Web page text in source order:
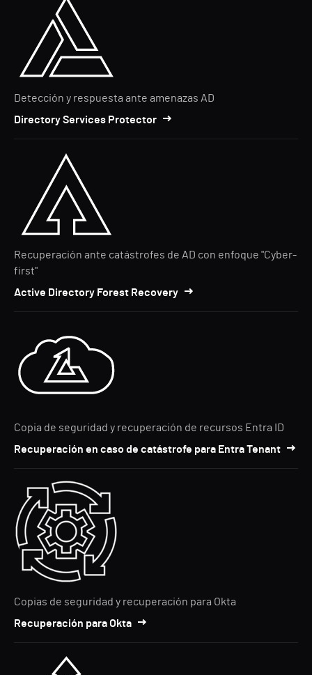
Detección y respuesta ante amenazas AD
Directory Services Protector
Recuperación ante catástrofes de AD con enfoque "Cyber-
first"
Active Directory Forest Recovery
Copia de seguridad y recuperación de recursos Entra ID
Recuperación en caso de catástrofe para Entra Tenant
Copias de seguridad y recuperación para Okta
Recuperación para Okta